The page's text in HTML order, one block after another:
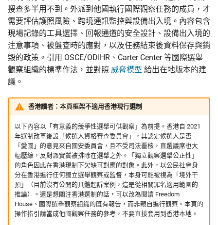
行動作業系統
什麼是 OONI
OONI Run v2 操作說明
什麼是 CryptPad
匿名通訊工具比較
密碼管理器入門
Asian Diceware：帶亞洲味
的英文密語字典
加密貨幣的隱私光譜
用 AI 工作時怎麼避免資料
外洩
觀察
隱私
onionoo MCP：Tor 中
點查詢服務
ASN 觀測資料擷取與分
OONI 測量資料結構導覽
封鎖
OONI 測項速查表
上傳機敏資訊流程
幫忙 pin 文件站的 IPFS
像
品牌素材
搜查多半用不到。外派到他國執行國際觀察任務的成員，才
需要評估護照風險、跨境通訊監控與設備出入境。內容包含
現場記錄的工具選擇、回報通道的安全設計、設備出入境的
注意事項、被盤查時的應對，以及任務結束後資料保存與銷
毀的政策。引用 OSCE/ODIHR、Carter Center 等國際選舉
觀察組織的標準作法，並對照 威脅模型 給出在地版本的建
議。
香港讀者：本頁框架不適用香港現行選制
以下內容以「有意義的競爭性選舉可供觀察」為前提。香港自 2021
年選制改革後設「候選人資格審查委員會」，其認定候選人是否
「愛國」的意見來自國安委員會，且不受司法覆核，直選議席也大
幅壓縮，反對派實質被排除在選舉之外。「獨立觀察選舉公正性」
的角色因此在香港現制下欠缺可對應的對象。此外，以公民社會身
分在香港進行任何獨立選舉觀察或監督，本身可能被視為「境外干
預」（目前沒有公開的具體起訴案例，這是從相關罪名適用範圍的
推論）。還是想關注香港選制的話，可以改為閱讀 Freedom
House、國際選舉觀察組織的既有報告，而非親自進行觀察。本頁的
操作指引請當成他國觀察任務的參考，不要直接套用到香港本地。